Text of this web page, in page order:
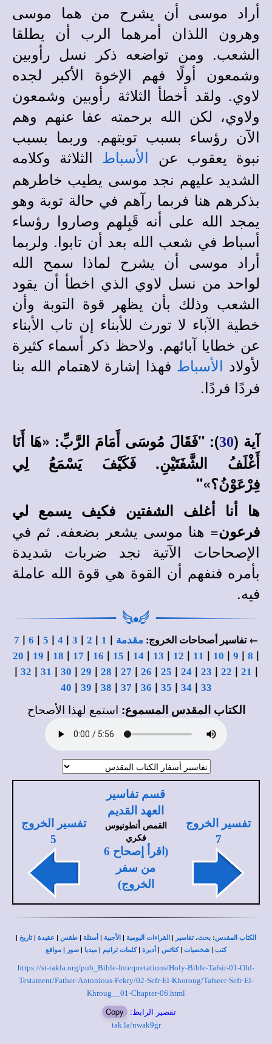
أراد موسى أن يشرح من هما موسى
وهرون اللذان أمرهما الرب أن يطلقا
الشعب. ومن تواضعه ذكر نسل رأوبين
وشمعون أولًا فهم الإخوة الأكبر لجده
لاوي. ولقد أخطأ الثلاثة رأوبين وشمعون
ولاوي، لكن الله برحمته عفا عنهم وهم
الآن رؤساء بسبب توبتهم. وربما بسبب
نبوة يعقوب عن
الأسباط
الثلاثة وكلامه
الشديد عليهم نجد موسى يطيب خاطرهم
بذكرهم هنا فربما رآهم في حالة توبة وهو
يمجد الله على أنه قَبِلهم وصاروا رؤساء
أسباط في شعب الله بعد أن تابوا. ولربما
أراد موسى أن يشرح لماذا سمح الله
لواحد من نسل لاوي الذي اخطأ أن يقود
الشعب وذلك بأن يظهر قوة التوبة وأن
خطية الآباء لا تورث للأبناء إن تاب الأبناء
عن خطايا آبائهم. ولاحظ ذكر أسماء كثيرة
لأولاد
الأسباط فهذا إشارة لاهتمام الله بنا
فردًا فردًا.
آية (30): "فَقَالَ مُوسَى أَمَامَ الرَّبِّ: «هَا أَنَا
أَغْلَفُ الشَّفَتَيْنِ. فَكَيْفَ يَسْمَعُ لِي
فِرْعَوْنُ؟»"
ها أنا أغلف الشفتين فكيف يسمع لي
فرعون= هنا موسى يشعر بضعفه. ثم في
الإصحاحات الآتية نجد ضربات شديدة
بأمره فنفهم أن القوة هي قوة الله عاملة
فيه.
← تفاسير أصحاحات الخروج:مقدمة |
1
|
2
|
3
|
4
|
5
|
6
|
7
|
8
|
9
|
10
|
11
|
12
|
13
|
14
|
15
|
16
|
17
|
18
|
19
|
20
|
21
|
22
|
23
|
24
|
25
|
26
|
27
|
28
|
29
|
30
|
31
|
32
|
33
|
34
|
35
|
36
|
37
|
38
|
39
|
40
الكتاب المقدس المسموع: استمع لهذا الأصحاح
تفسير الخروج
7
قسم تفاسير
العهد القديم
القمص أنطونيوس
فكري
(اقرأ إصحاح 6
من سفر
الخروج)
تفسير الخروج
5
الكتاب المقدس: بحث،تفاسير | القراءات اليومية | الأجبية | أسئلة | طقس | عقيدة |تاريخ |
كتب | شخصيات |كنائس | أديرة |كلمات ترانيم | ميديا | صور | مواقع
https://st-takla.org/pub_Bible-Interpretations/Holy-Bible-Tafsir-01-Old-
Testament/Father-Antonious-Fekry/02-Sefr-El-Khoroug/Tafseer-Sefr-El-
Khroug__01-Chapter-06.html
تقصير الرابط: Copy
tak.la/nwak9gr